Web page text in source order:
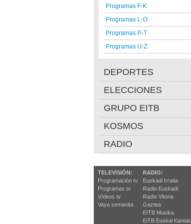
Programas F-K
Programas L-O
Programas P-T
Programas U-Z
DEPORTES
ELECCIONES
GRUPO EITB
KOSMOS
RADIO
TELEVISIÓN:
Programación tv
Programas tv
Vídeos tv
Vaya semanita
RADIO:
Euskadi Irratia
Radio Euskadi
Radio Vitoria
Gaztea
EITB Musika
EiTB Euskal Kantak